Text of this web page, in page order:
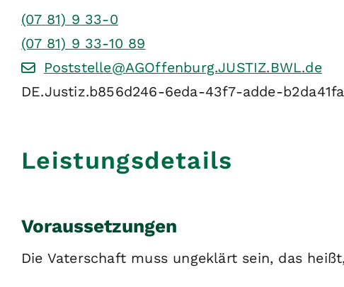
(07 81) 9 33-0
(07 81) 9 33-10 89
Poststelle@AGOffenburg.JUSTIZ.BWL.de
DE.Justiz.b856d246-6eda-43f7-adde-
Leistungsdetails
Voraussetzungen
Die Vaterschaft muss ungeklärt sein, das